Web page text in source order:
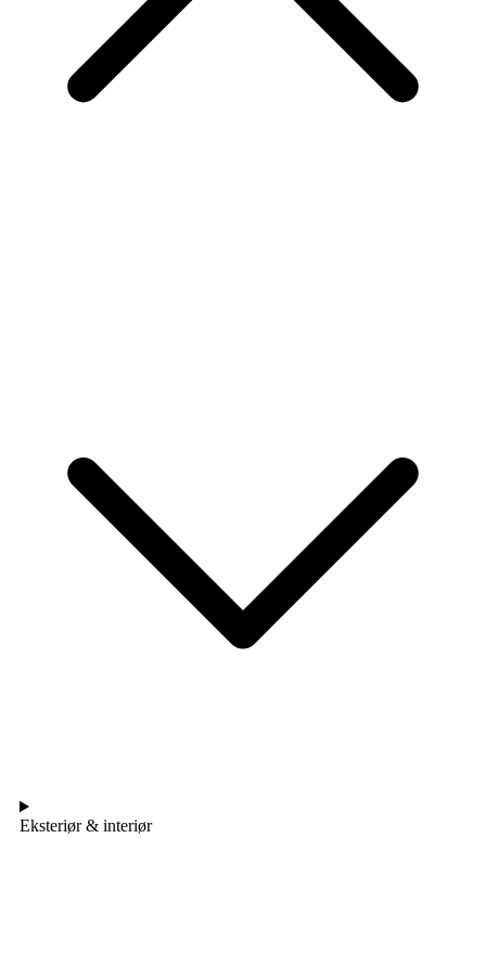
Eksteriør & interiør